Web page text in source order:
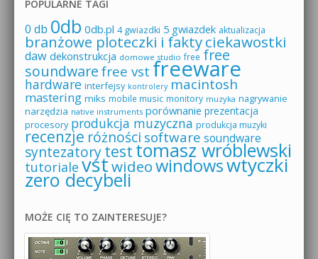
POPULARNE TAGI
0 db 0db 0db.pl 4 gwiazdki 5 gwiazdek aktualizacja
branżowe ploteczki i faktyciekawostki
daw dekonstrukcja domowe studio free free
soundware free vst freeware
hardware interfejsy kontrolery macintosh
mastering miks mobile music monitory muzyka nagrywanie
narzędzia native instruments porównanie prezentacja
procesory produkcja muzyczna produkcja muzyki
recenzje różności software soundware
syntezatorytesttomasz wróblewski
tutoriale vstwideowindowswtyczki
zero decybeli
MOŻE CIĘ TO ZAINTERESUJE?